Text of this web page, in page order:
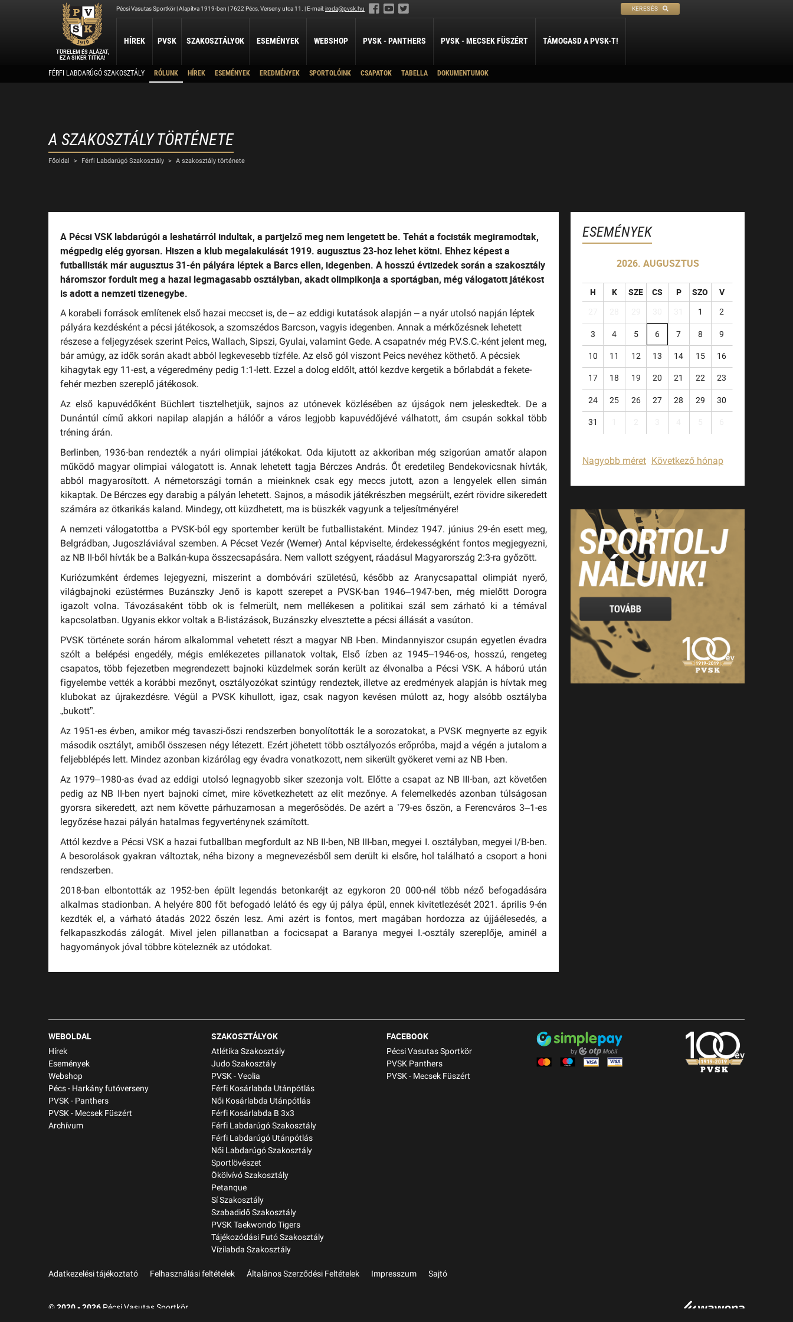
Pécsi Vasutas Sportkör | Alapítva 1919-ben | 7622 Pécs, Verseny utca 11. | E-mail:iroda@pvsk.hu KERESÉS
HÍREK PVSK
Kapcsolat
A PVSK tiszteletbeli tagjai
Létesítményeink
Nyári Táboraink
Sports Together 2026/27
SZAKOSZTÁLYOK
ATLÉTIKA
JUDO
KOSÁRLABDA
Férfi Kosárlabda B 3x3
LABDARÚGÁS
LÖVÉSZET
ÖKÖLVÍVÁS
PVSK Taekwondo Tigers
Tájékozódási Futó Szakosztály
ESEMÉNYEK WEBSHOP PVSK - PANTHERS PVSK - MECSEK FÜSZÉRT TÁMOGASD A PVSK-T!
FÉRFI LABDARÚGÓ SZAKOSZTÁLY RÓLUNK HÍREK ESEMÉNYEK EREDMÉNYEK SPORTOLÓINK CSAPATOK TABELLA DOKUMENTUMOK
TÜRELEM ÉS ALÁZAT,
EZ A SIKER TITKA!
A SZAKOSZTÁLY TÖRTÉNETE
Főoldal > Férfi Labdarúgó Szakosztály > A szakosztály története
A Pécsi VSK labdarúgói a leshatárról indultak, a partjelző meg nem lengetett be. Tehát a focisták megiramodtak,
mégpedig elég gyorsan. Hiszen a klub megalakulását 1919. augusztus 23-hoz lehet kötni. Ehhez képest a
futballisták már augusztus 31-én pályára léptek a Barcs ellen, idegenben. A hosszú évtizedek során a szakosztály
háromszor fordult meg a hazai legmagasabb osztályban, akadt olimpikonja a sportágban, még válogatott játékost
is adott a nemzeti tizenegybe.
A korabeli források említenek első hazai meccset is, de – az eddigi kutatások alapján – a nyár utolsó napján léptek
pályára kezdésként a pécsi játékosok, a szomszédos Barcson, vagyis idegenben. Annak a mérkőzésnek lehetett
részese a feljegyzések szerint Peics, Wallach, Sipszi, Gyulai, valamint Gede. A csapatnév még P.V.S.C.-ként jelent meg,
bár amúgy, az idők során akadt abból legkevesebb tízféle. Az első gól viszont Peics nevéhez köthető. A pécsiek
kihagytak egy 11-est, a végeredmény pedig 1:1-lett. Ezzel a dolog eldőlt, attól kezdve kergetik a bőrlabdát a fekete-
fehér mezben szereplő játékosok.
Az első kapuvédőként Büchlert tisztelhetjük, sajnos az utónevek közlésében az újságok nem jeleskedtek. De a
Dunántúl című akkori napilap alapján a hálóőr a város legjobb kapuvédőjévé válhatott, ám csupán sokkal több
tréning árán.
Berlinben, 1936-ban rendezték a nyári olimpiai játékokat. Oda kijutott az akkoriban még szigorúan amatőr alapon
működő magyar olimpiai válogatott is. Annak lehetett tagja Bérczes András. Őt eredetileg Bendekovicsnak hívták,
abból magyarosított. A németországi tornán a mieinknek csak egy meccs jutott, azon a lengyelek ellen simán
kikaptak. De Bérczes egy darabig a pályán lehetett. Sajnos, a második játékrészben megsérült, ezért rövidre sikeredett
számára az ötkarikás kaland. Mindegy, ott küzdhetett, ma is büszkék vagyunk a teljesítményére!
A nemzeti válogatottba a PVSK-ból egy sportember került be futballistaként. Mindez 1947. június 29-én esett meg,
Belgrádban, Jugoszláviával szemben. A Pécset Vezér (Werner) Antal képviselte, érdekességként fontos megjegyezni,
az NB II-ből hívták be a Balkán-kupa összecsapására. Nem vallott szégyent, ráadásul Magyarország 2:3-ra győzött.
Kuriózumként érdemes lejegyezni, miszerint a dombóvári születésű, később az Aranycsapattal olimpiát nyerő,
világbajnoki ezüstérmes Buzánszky Jenő is kapott szerepet a PVSK-ban 1946–1947-ben, még mielőtt Dorogra
igazolt volna. Távozásaként több ok is felmerült, nem mellékesen a politikai szál sem zárható ki a témával
kapcsolatban. Ugyanis ekkor voltak a B-listázások, Buzánszky elvesztette a pécsi állását a vasúton.
PVSK története során három alkalommal vehetett részt a magyar NB I-ben. Mindannyiszor csupán egyetlen évadra
szólt a belépési engedély, mégis emlékezetes pillanatok voltak, Első ízben az 1945–1946-os, hosszú, rengeteg
csapatos, több fejezetben megrendezett bajnoki küzdelmek során került az élvonalba a Pécsi VSK. A háború után
figyelembe vették a korábbi mezőnyt, osztályozókat szintúgy rendeztek, illetve az eredmények alapján is hívtak meg
klubokat az újrakezdésre. Végül a PVSK kihullott, igaz, csak nagyon kevésen múlott az, hogy alsóbb osztályba
„bukott”.
Az 1951-es évben, amikor még tavaszi-őszi rendszerben bonyolították le a sorozatokat, a PVSK megnyerte az egyik
második osztályt, amiből összesen négy létezett. Ezért jöhetett több osztályozós erőpróba, majd a végén a jutalom a
feljebblépés lett. Mindez azonban kizárólag egy évadra vonatkozott, nem sikerült gyökeret verni az NB I-ben.
Az 1979–1980-as évad az eddigi utolsó legnagyobb siker szezonja volt. Előtte a csapat az NB III-ban, azt követően
pedig az NB II-ben nyert bajnoki címet, mire következhetett az elit mezőnye. A felemelkedés azonban túlságosan
gyorsra sikeredett, azt nem követte párhuzamosan a megerősödés. De azért a ’79-es őszön, a Ferencváros 3–1-es
legyőzése hazai pályán hatalmas fegyverténynek számított.
Attól kezdve a Pécsi VSK a hazai futballban megfordult az NB II-ben, NB III-ban, megyei I. osztályban, megyei I/B-ben.
A besorolások gyakran változtak, néha bizony a megnevezésből sem derült ki elsőre, hol található a csoport a honi
rendszerben.
2018-ban elbontották az 1952-ben épült legendás betonkaréjt az egykoron 20 000-nél több néző befogadására
alkalmas stadionban. A helyére 800 főt befogadó lelátó és egy új pálya épül, ennek kivitetlezését 2021. április 9-én
kezdték el, a várható átadás 2022 őszén lesz. Ami azért is fontos, mert magában hordozza az újjáélesedés, a
felkapaszkodás zálogát. Mivel jelen pillanatban a focicsapat a Baranya megyei I.-osztály szereplője, aminél a
hagyományok jóval többre köteleznék az utódokat.
ESEMÉNYEK
2026. AUGUSZTUS
H K SZE CS P SZO V
1 2
3 4 5 6 7 8 9
10 11 12 13 14 15 16
17 18 19 20 21 22 23
24 25 26 27 28 29 30
31
Nagyobb méret Következő hónap
WEBOLDAL
Hírek
Események
Webshop
Pécs - Harkány futóverseny
PVSK - Panthers
PVSK - Mecsek Füszért
Archívum
SZAKOSZTÁLYOK
Atlétika Szakosztály
Judo Szakosztály
PVSK - Veolia
Férfi Kosárlabda Utánpótlás
Női Kosárlabda Utánpótlás
Férfi Kosárlabda B 3x3
Férfi Labdarúgó Szakosztály
Férfi Labdarúgó Utánpótlás
Női Labdarúgó Szakosztály
Sportlövészet
Ökölvívó Szakosztály
Petanque
Sí Szakosztály
Szabadidő Szakosztály
PVSK Taekwondo Tigers
Tájékozódási Futó Szakosztály
Vízilabda Szakosztály
FACEBOOK
Pécsi Vasutas Sportkör
PVSK Panthers
PVSK - Mecsek Füszért
Adatkezelési tájékoztató Felhasználási feltételek Általános Szerződési Feltételek Impresszum Sajtó
©2020 - 2026 Pécsi Vasutas Sportkör